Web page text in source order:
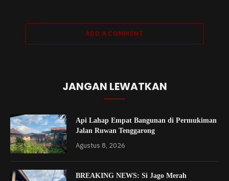
ADD A COMMENT
JANGAN LEWATKAN
Api Lahap Empat Bangunan di Permukiman
Jalan Ruwan Tenggarong
Agustus 8, 2026
BREAKING NEWS: Si Jago Merah